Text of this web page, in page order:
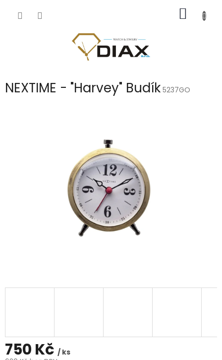
KOŠÍK
NEXTIME - "Harvey" Budík 5237GO
750 Kč / ks